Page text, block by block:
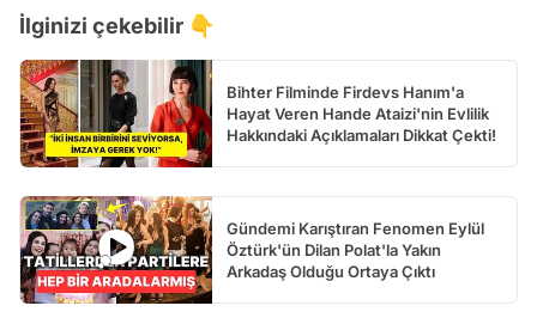
İlginizi çekebilir 👇
Bihter Filminde Firdevs Hanım'a
Hayat Veren Hande Ataizi'nin Evlilik
Hakkındaki Açıklamaları Dikkat Çekti!
Gündemi Karıştıran Fenomen Eylül
Öztürk'ün Dilan Polat'la Yakın
Arkadaş Olduğu Ortaya Çıktı